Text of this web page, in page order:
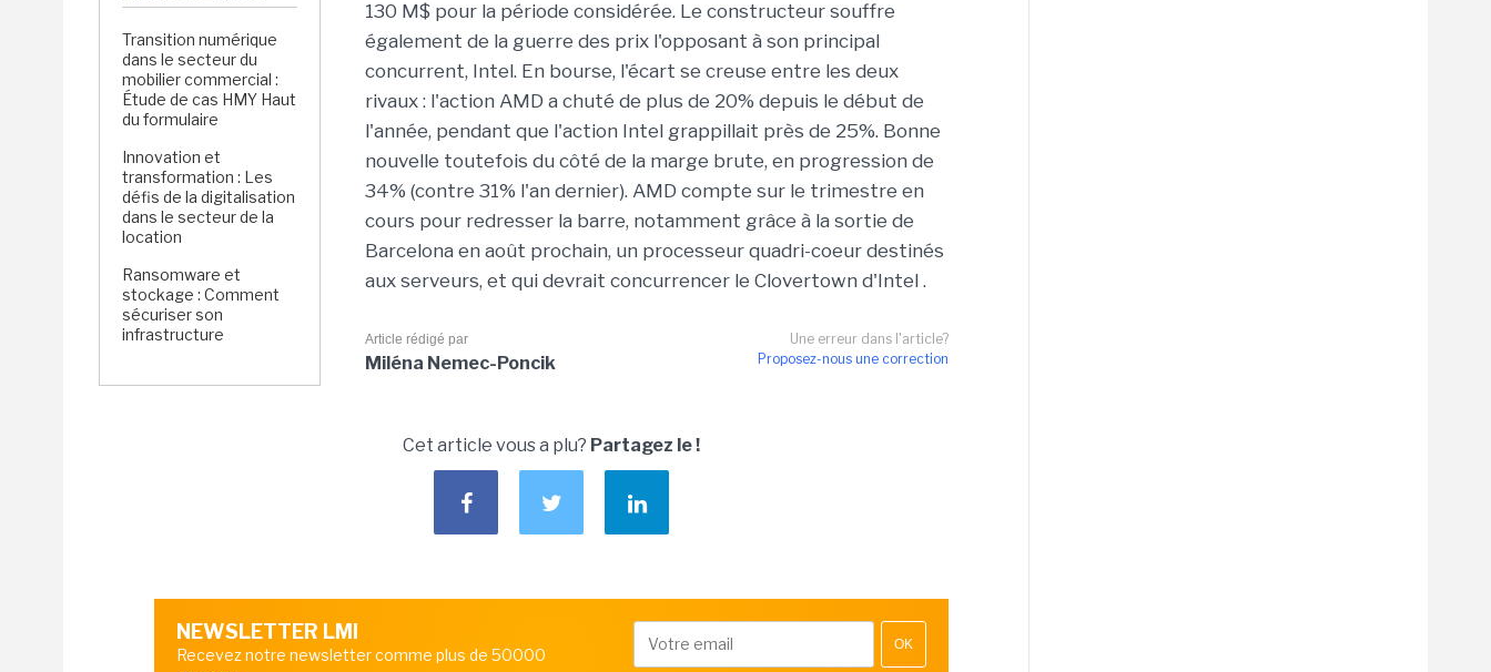
Transition numérique
dans le secteur du
mobilier commercial :
Étude de cas HMY Haut
du formulaire
Innovation et
transformation : Les
défis de la digitalisation
dans le secteur de la
location
Ransomware et
stockage : Comment
sécuriser son
infrastructure
130 M$ pour la période considérée. Le constructeur souffre
également de la guerre des prix l'opposant à son principal
concurrent, Intel. En bourse, l'écart se creuse entre les deux
rivaux : l'action AMD a chuté de plus de 20% depuis le début de
l'année, pendant que l'action Intel grappillait près de 25%. Bonne
nouvelle toutefois du côté de la marge brute, en progression de
34% (contre 31% l'an dernier). AMD compte sur le trimestre en
cours pour redresser la barre, notamment grâce à la sortie de
Barcelona en août prochain, un processeur quadri-coeur destinés
aux serveurs, et qui devrait concurrencer le Clovertown d'Intel .
Une erreur dans l'article?
Proposez-nous une correction
Article rédigé par
Miléna Nemec-Poncik
Cet article vous a plu? Partagez le !
NEWSLETTER LMI
Recevez notre newsletter comme plus de 50000
OK